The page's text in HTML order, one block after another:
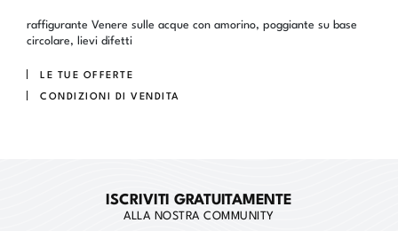
raffigurante Venere sulle acque con amorino, poggiante su base
circolare, lievi difetti
LE TUE OFFERTE
CONDIZIONI DI VENDITA
ISCRIVITI GRATUITAMENTE
ALLA NOSTRA COMMUNITY